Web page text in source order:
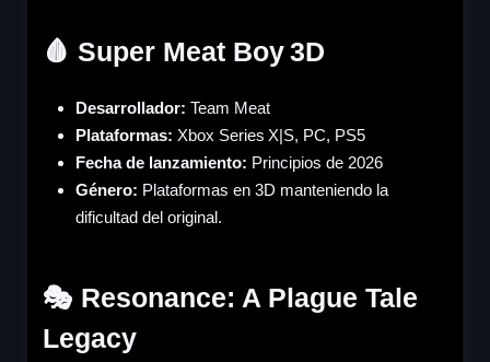
🩸 Super Meat Boy 3D
Desarrollador: Team Meat
Plataformas: Xbox Series X|S, PC, PS5
Fecha de lanzamiento: Principios de 2026
Género: Plataformas en 3D manteniendo la
dificultad del original.
🎭 Resonance: A Plague Tale
Legacy